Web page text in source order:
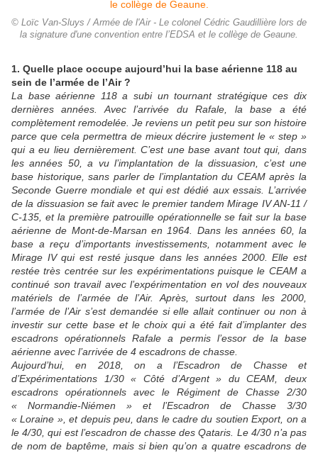
© Loïc Van-Sluys / Armée de l'Air - Le colonel Cédric Gaudillière lors de
la signature d'une convention entre l’EDSA et le collège de Geaune.
1. Quelle place occupe aujourd’hui la base aérienne 118 au
sein de l’armée de l’Air ?
La base aérienne 118 a subi un tournant stratégique ces dix
dernières années. Avec l’arrivée du Rafale, la base a été
complètement remodelée. Je reviens un petit peu sur son histoire
parce que cela permettra de mieux décrire justement le « step »
qui a eu lieu dernièrement. C’est une base avant tout qui, dans
les années 50, a vu l’implantation de la dissuasion, c’est une
base historique, sans parler de l’implantation du CEAM après la
Seconde Guerre mondiale et qui est dédié aux essais. L’arrivée
de la dissuasion se fait avec le premier tandem Mirage IV AN-11 /
C-135, et la première patrouille opérationnelle se fait sur la base
aérienne de Mont-de-Marsan en 1964. Dans les années 60, la
base a reçu d’importants investissements, notamment avec le
Mirage IV qui est resté jusque dans les années 2000. Elle est
restée très centrée sur les expérimentations puisque le CEAM a
continué son travail avec l’expérimentation en vol des nouveaux
matériels de l’armée de l’Air. Après, surtout dans les 2000,
l’armée de l’Air s’est demandée si elle allait continuer ou non à
investir sur cette base et le choix qui a été fait d’implanter des
escadrons opérationnels Rafale a permis l’essor de la base
aérienne avec l’arrivée de 4 escadrons de chasse.
Aujourd’hui, en 2018, on a l’Escadron de Chasse et
d’Expérimentations 1/30 « Côté d’Argent » du CEAM, deux
escadrons opérationnels avec le Régiment de Chasse 2/30
« Normandie-Niémen » et l’Escadron de Chasse 3/30
« Loraine », et depuis peu, dans le cadre du soutien Export, on a
le 4/30, qui est l’escadron de chasse des Qataris. Le 4/30 n’a pas
de nom de baptême, mais si bien qu’on a quatre escadrons de